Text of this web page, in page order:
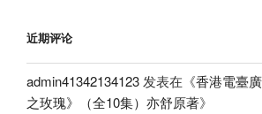
近期评论
admin41342134123 发表在《香港電臺
之玫瑰》（全10集）亦舒原著》